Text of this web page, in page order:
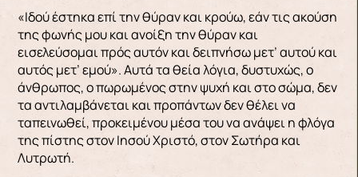
«Ιδού έστηκα επί την θύραν και κρούω, εάν τις ακούση
της φωνής μου και ανοίξη την θύραν και
εισελεύσομαι πρός αυτόν και δειπνήσω μετ’ αυτού και
αυτός μετ’ εμού». Αυτά τα θεία λόγια, δυστυχώς, ο
άνθρωπος, ο πωρωμένος στην ψυχή και στο σώμα, δεν
τα αντιλαμβάνεται και προπάντων δεν θέλει να
ταπεινωθεί, προκειμένου μέσα του να ανάψει η φλόγα
της πίστης στον Ιησού Χριστό, στον Σωτήρα και
Λυτρωτή.